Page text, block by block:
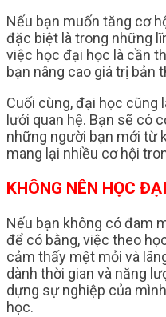
Nếu bạn muốn tăng cơ
đặc biệt là trong những
việc học đại học là cần
bạn nâng cao giá trị bản
Cuối cùng, đại học cũng
lưới quan hệ. Bạn sẽ có
những người bạn mới từ
mang lại nhiều cơ hội
KHÔNG NÊN HỌC
Nếu bạn không có đam
để có bằng, việc theo
cảm thấy mệt mỏi và
dành thời gian và năng
dựng sự nghiệp của
học.